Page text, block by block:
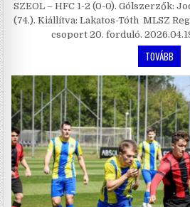
SZEOL – HFC 1-2 (0-0). Gólszerzők:
(74.). Kiállítva: Lakatos-Tóth MLSZ
csoport 20. forduló.
TOVÁBB